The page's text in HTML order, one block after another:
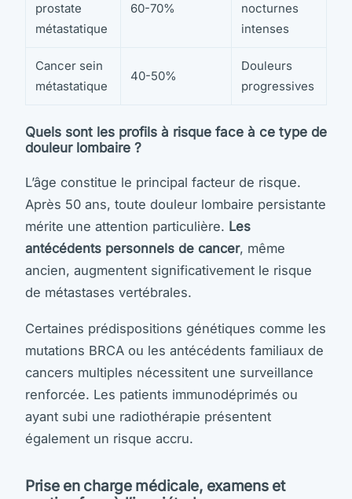
prostate
métastatique
60-70%
nocturnes
intenses
Cancer sein
métastatique
40-50%
Douleurs
progressives
Quels sont les profils à risque face à ce type de
douleur lombaire ?
L’âge constitue le principal facteur de risque.
Après 50 ans, toute douleur lombaire persistante
mérite une attention particulière. Les
antécédents personnels de cancer, même
ancien, augmentent significativement le risque
de métastases vertébrales.
Certaines prédispositions génétiques comme les
mutations BRCA ou les antécédents familiaux de
cancers multiples nécessitent une surveillance
renforcée. Les patients immunodéprimés ou
ayant subi une radiothérapie présentent
également un risque accru.
Prise en charge médicale, examens et